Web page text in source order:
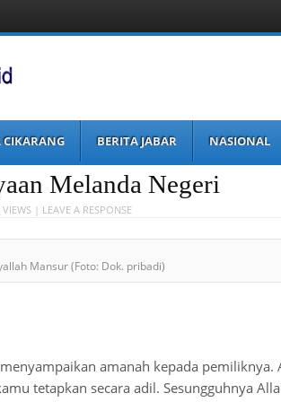
CIKARANG BERITA JABAR NASIONAL
Melanda Negeri
| LEAVE A RESPONSE
Mansur (Foto: Dok. pribadi)
amanah kepada
tetapkan secara adil. Sesungguhnya